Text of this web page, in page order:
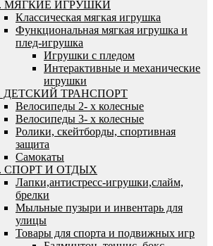
МЯГКИЕ ИГРУШКИ
Классическая мягкая игрушка
Функциональная мягкая игрушка и
плед-игрушка
Игрушки с пледом
Интерактивные и механические
игрушки
ДЕТСКИЙ ТРАНСПОРТ
Велосипеды 2- х колесные
Велосипеды 3- х колесные
Ролики, скейтборды, спортивная
защита
Самокаты
СПОРТ И ОТДЫХ
Лапки,антистресс-игрушки,слайм,
брелки
Мыльные пузыри и инвентарь для
улицы
Товары для спорта и подвижных игр